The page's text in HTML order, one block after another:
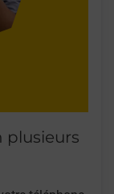
plusieurs